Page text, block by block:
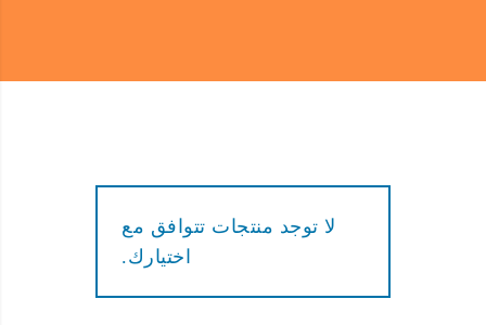
لا توجد منتجات تتوافق مع
اختيارك.